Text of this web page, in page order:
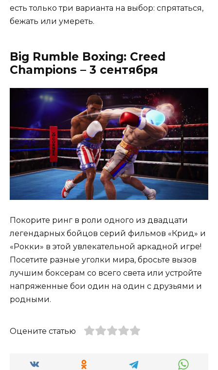
есть только три варианта на выбор: спрятаться,
бежать или умереть.
Big Rumble Boxing: Creed
Champions – 3 сентября
Покорите ринг в роли одного из двадцати
легендарных бойцов серий фильмов «Крид» и
«Рокки» в этой увлекательной аркадной игре!
Посетите разные уголки мира, бросьте вызов
лучшим боксерам со всего света или устройте
напряженные бои один на один с друзьями и
родными.
Оцените статью